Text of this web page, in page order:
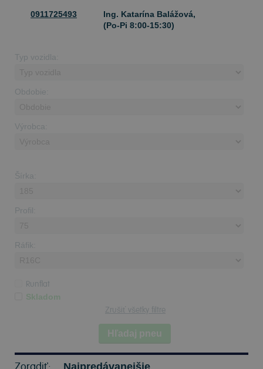
0911725493
Ing. Katarína Balážová,
(Po-Pi 8:00-15:30)
Typ vozidla:
Obdobie:
Výrobca:
Šírka:
Profil:
Ráfik:
Runflat
Skladom
Zrušiť všetky filtre
Hľadaj pneu
Najpredávanejšie